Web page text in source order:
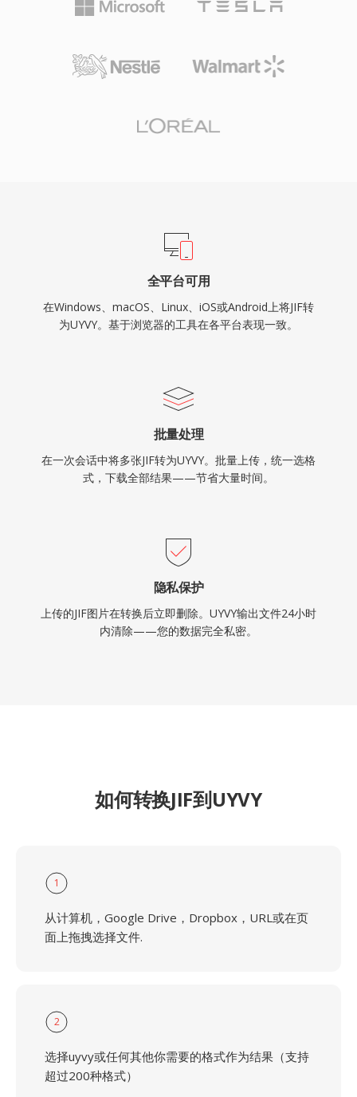
全平台可用
在Windows、macOS、Linux、iOS或Android上将JIF转
为UYVY。基于浏览器的工具在各平台表现一致。
批量处理
在一次会话中将多张JIF转为UYVY。批量上传，统一选格
式，下载全部结果——节省大量时间。
隐私保护
上传的JIF图片在转换后立即删除。UYVY输出文件24小时
内清除——您的数据完全私密。
如何转换JIF到UYVY
1
从计算机，Google Drive，Dropbox，URL或在页
面上拖拽选择文件.
2
选择uyvy或任何其他你需要的格式作为结果（支持
超过200种格式）